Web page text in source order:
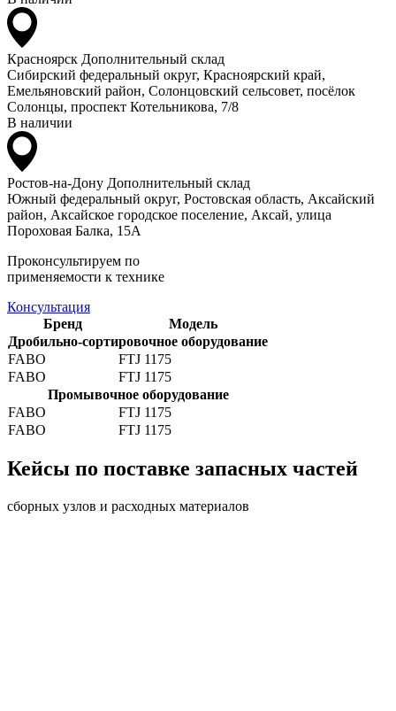
Красноярск Дополнительный склад
Сибирский федеральный округ, Красноярский край,
Емельяновский район, Солонцовский сельсовет, посёлок
Солонцы, проспект Котельникова, 7/8
В наличии
Ростов-на-Дону Дополнительный склад
Южный федеральный округ, Ростовская область, Аксайский
район, Аксайское городское поселение, Аксай, улица
Пороховая Балка, 15А
Проконсультируем по
применяемости к технике
Консультация
Бренд
Модель
Дробильно-сортировочное оборудование
FABO
FTJ 1175
FABO
FTJ 1175
Промывочное оборудование
FABO
FTJ 1175
FABO
FTJ 1175
Кейсы по поставке запасных частей
сборных узлов и расходных материалов